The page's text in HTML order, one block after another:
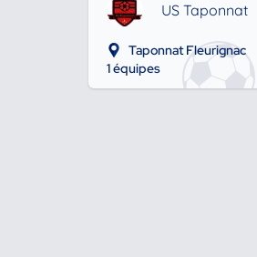
US Taponnat
Taponnat Fleurignac
1 équipes